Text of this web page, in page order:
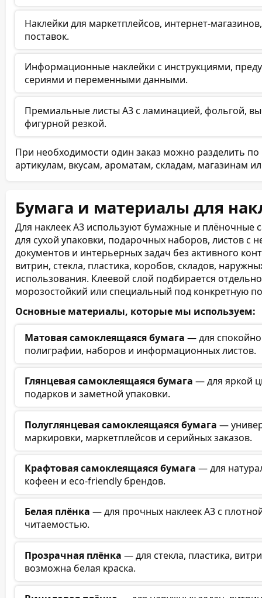
Наклейки для маркетплейсов, интернет-
поставок.
Информационные наклейки с инструкциями,
сериями и переменными данными.
Премиальные листы А3 с ламинацией, фольгой,
фигурной резкой.
При необходимости один заказ можно разделить
артикулам, вкусам, ароматам, складам, магазинам
Бумага и материалы для
Для наклеек А3 используют бумажные и плёночные
для сухой упаковки, подарочных наборов, листов с
документов и интерьерных задач без активного
витрин, стекла, пластика, коробов, складов,
использования. Клеевой слой подбирается
морозостойкий или специальный под конкретную
Основные материалы, которые мы используем:
Матовая самоклеящаяся бумага — для
полиграфии, наборов и информационных листов.
Глянцевая самоклеящаяся бумага — для яркой
подарков и заметной упаковки.
Полуглянцевая самоклеящаяся бумага —
маркировки, маркетплейсов и серийных заказов.
Крафтовая самоклеящаяся бумага — для
кофеен и eco-friendly брендов.
Белая плёнка — для прочных наклеек А3 с
читаемостью.
Прозрачная плёнка — для стекла, пластика,
возможна белая краска.